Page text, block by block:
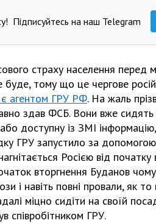
Підписуйтесь на наш Telegram
страху населення
тому що це чергове
є агентом ГРУ РФ. На жаль
здав ФСБ. Вони вже
доступну із ЗМІ
ГРУ запустило за
Росією від
вторгнення Буданов
і навіть повні провали, як
міцно сидіти на своїй
співробітником ГРУ.